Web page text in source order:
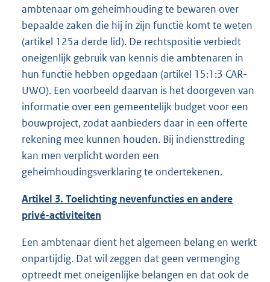
ambtenaar om geheimhouding te bewaren over
bepaalde zaken die hij in zijn functie komt te weten
(artikel 125a derde lid). De rechtspositie verbiedt
oneigenlijk gebruik van kennis die ambtenaren in
hun functie hebben opgedaan (artikel 15:1:3 CAR-
UWO). Een voorbeeld daarvan is het doorgeven van
informatie over een gemeentelijk budget voor een
bouwproject, zodat aanbieders daar in een offerte
rekening mee kunnen houden. Bij indiensttreding
kan men verplicht worden een
geheimhoudingsverklaring te ondertekenen.
Artikel 3. Toelichting nevenfuncties en andere
privé-activiteiten
Een ambtenaar dient het algemeen belang en werkt
onpartijdig. Dat wil zeggen dat geen vermenging
optreedt met oneigenlijke belangen en dat ook de